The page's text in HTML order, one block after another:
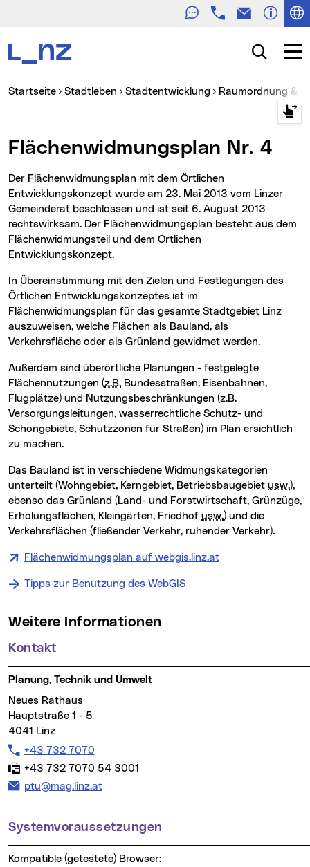
TelefonE-Mail
Suche
Sie sind hier:
Startseite Stadtleben Stadtentwicklung Raumordnung &
Flächenwidmungsplan Nr. 4
Der Flächenwidmungsplan mit dem Örtlichen
Entwicklungskonzept wurde am 23. Mai 2013 vom Linzer
Gemeinderat beschlossen und ist seit 6. August 2013
rechtswirksam. Der Flächenwidmungsplan besteht aus dem
Flächenwidmungsteil und dem Örtlichen
Entwicklungskonzept.
Örtlichen Entwicklungskonzeptes ist im
Flächenwidmungsplan für das gesamte Stadtgebiet Linz
auszuweisen, welche Flächen als Bauland, als
Verkehrsfläche oder als Grünland gewidmet werden.
Außerdem sind überörtliche Planungen - festgelegte
Flächennutzungen (z.B. Bundesstraßen, Eisenbahnen,
Flugplätze) und Nutzungsbeschränkungen (z.B.
Versorgungsleitungen, wasserrechtliche Schutz- und
Schongebiete, Schutzzonen für Straßen) im Plan ersichtlich
zu machen.
Das Bauland ist in verschiedene Widmungskategorien
unterteilt (Wohngebiet, Kerngebiet, Betriebsbaugebiet usw.),
ebenso das Grünland (Land- und Forstwirtschaft, Grünzüge,
Erholungsflächen, Kleingärten, Friedhof usw.) und die
Verkehrsflächen (fließender Verkehr, ruhender Verkehr).
Flächenwidmungsplan auf webgis.linz.at
Tipps zur Benutzung des WebGIS
Weitere Informationen
Kontakt
Planung, Technik und Umwelt
Neues Rathaus
Hauptstraße 1 - 5
4041 Linz
Telefon:
+43 732 7070
Fax:
+43 732 7070 54 3001
E-Mail Adresse:
ptu@mag.linz.at
Systemvoraussetzungen
Kompatible (getestete) Browser: